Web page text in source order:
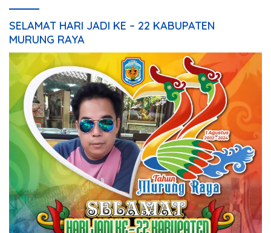
SELAMAT HARI JADI KE – 22 KABUPATEN
MURUNG RAYA